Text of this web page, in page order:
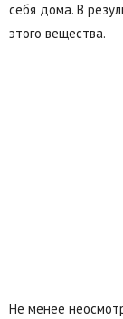
себя дома. В
этого вещества.
Не менее